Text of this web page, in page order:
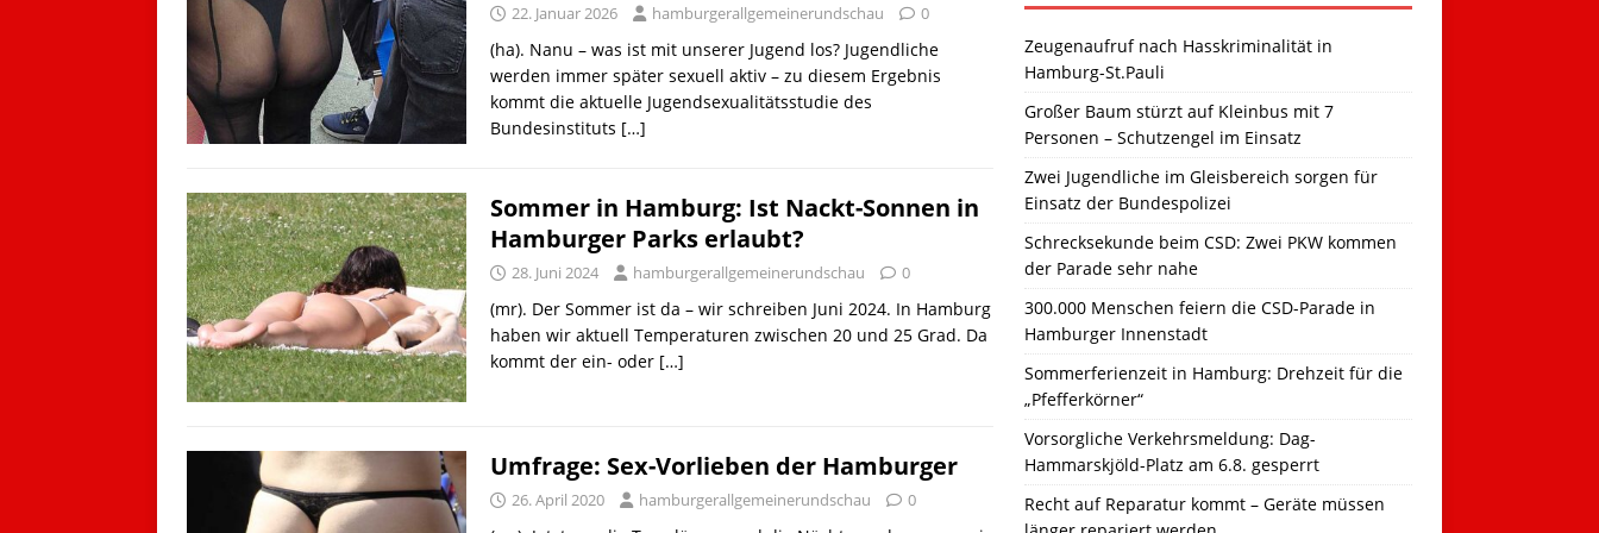
22. Januar 2026 hamburgerallgemeinerundschau 0
(ha). Nanu – was ist mit unserer Jugend los? Jugendliche
werden immer später sexuell aktiv – zu diesem Ergebnis
kommt die aktuelle Jugendsexualitätsstudie des
Bundesinstituts […]
Sommer in Hamburg: Ist Nackt-Sonnen in
Hamburger Parks erlaubt?
28. Juni 2024 hamburgerallgemeinerundschau 0
(mr). Der Sommer ist da – wir schreiben Juni 2024. In Hamburg
haben wir aktuell Temperaturen zwischen 20 und 25 Grad. Da
kommt der ein- oder […]
Umfrage: Sex-Vorlieben der Hamburger
26. April 2020 hamburgerallgemeinerundschau 0
Zeugenaufruf nach Hasskriminalität in
Hamburg-St.Pauli
Großer Baum stürzt auf Kleinbus mit 7
Personen – Schutzengel im Einsatz
Zwei Jugendliche im Gleisbereich sorgen für
Einsatz der Bundespolizei
Schrecksekunde beim CSD: Zwei PKW kommen
der Parade sehr nahe
300.000 Menschen feiern die CSD-Parade in
Hamburger Innenstadt
Sommerferienzeit in Hamburg: Drehzeit für die
„Pfefferkörner“
Vorsorgliche Verkehrsmeldung: Dag-
Hammarskjöld-Platz am 6.8. gesperrt
Recht auf Reparatur kommt – Geräte müssen